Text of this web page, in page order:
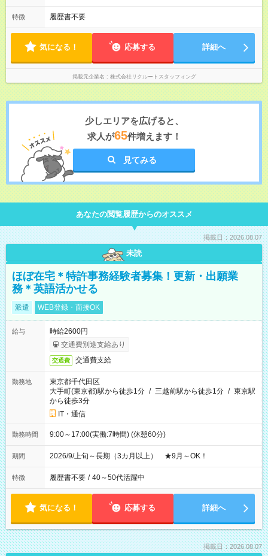
特徴 履歴書不要
気になる！ 応募する 詳細へ
掲載元企業名 株式会社リクルートスタッフィング
少しエリアを広げると、
求人が65件増えます！
見てみる
あなたの閲覧履歴からのオススメ
掲載日：2026.08.07
未読
ほぼ在宅＊特許事務経験者募集！更新・出願業
務＊英語活かせる
派遣 WEB登録・面接OK
給与
時給2600円
交通費別途支給あり
交通費 交通費支給
勤務地
東京都千代田区
大手町(東京都)駅から徒歩1分 / 三越前駅から徒歩1分 / 東京駅
から徒歩3分
IT・通信
勤務時間 9:00～17:00(実働:7時間) (休憩60分)
期間 2026/9/上旬～長期（3カ月以上） ★9月～OK！
特徴 履歴書不要 / 40～50代活躍中
気になる！ 応募する 詳細へ
掲載日：2026.08.07